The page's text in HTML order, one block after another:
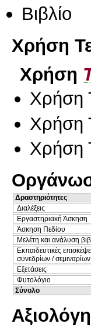
Βιβλίο
Χρήση
Χρήση
Χρήση
Χρήση
Χρήση
Δραστηριότητες
Διαλέξεις
Εργαστηριακή Άσκηση
Άσκηση Πεδίου
Μελέτη και ανάλυση
Εκπαιδευτικές
συνεδρίων /
Εξετάσεις
Φυτολόγιο
Σύνολο